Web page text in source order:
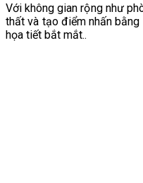
Với không gian rộng như
thất và tạo điểm nhấn
họa tiết bắt mắt..